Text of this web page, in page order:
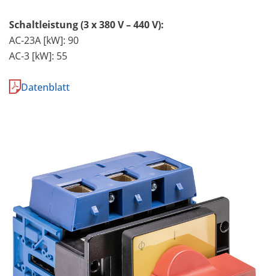
Schaltleistung (3 x 380 V – 440 V):
AC-23A [kW]: 90
AC-3 [kW]: 55
Datenblatt